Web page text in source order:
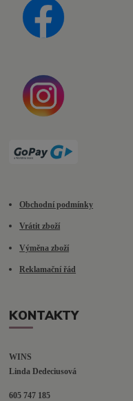
Obchodní podmínky
Vrátit zboží
Výměna zboží
Reklamační řád
KONTAKTY
WINS
Linda Dedeciusová
605 747 185